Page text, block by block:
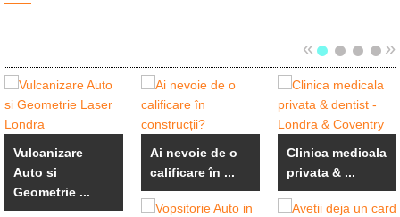
« »
Vulcanizare
Auto si
Geometrie ...
Ai nevoie de o
calificare în ...
Clinica medicala
privata & ...